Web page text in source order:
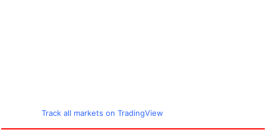
Track all markets on TradingView